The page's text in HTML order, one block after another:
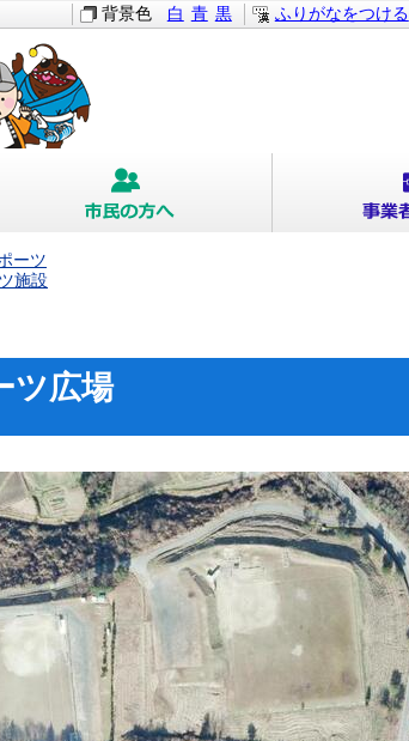
背景色 白 青 黒 ふりがなをつける
ーツ
施設
ツ広場